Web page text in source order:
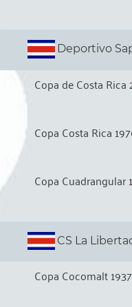
Deportivo
Copa de Costa
Copa Costa Rica
Copa Cuadrangular
CS La
Copa Cocomalt 1937